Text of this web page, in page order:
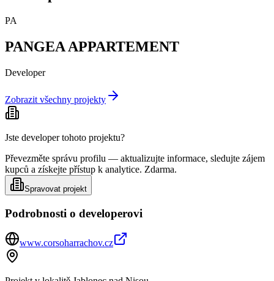
PA
PANGEA APPARTEMENT
Developer
Zobrazit všechny projekty
Jste developer tohoto projektu?
Převezměte správu profilu — aktualizujte informace, sledujte zájem
kupců a získejte přístup k analytice. Zdarma.
Spravovat projekt
Podrobnosti o developerovi
www.corsoharrachov.cz